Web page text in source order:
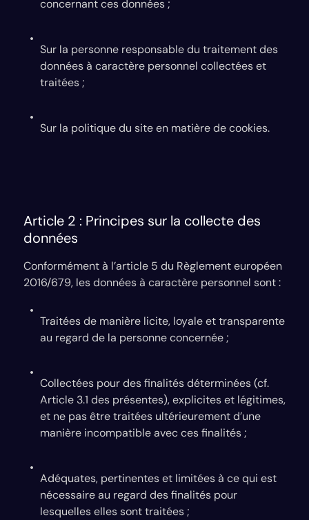
concernant ces données ;
Sur la personne responsable du traitement des
données à caractère personnel collectées et
traitées ;
Sur la politique du site en matière de cookies.
Article 2 : Principes sur la collecte des
données
Conformément à l’article 5 du Règlement européen
2016/679, les données à caractère personnel sont :
Traitées de manière licite, loyale et transparente
au regard de la personne concernée ;
Collectées pour des finalités déterminées (cf.
Article 3.1 des présentes), explicites et légitimes,
et ne pas être traitées ultérieurement d’une
manière incompatible avec ces finalités ;
Adéquates, pertinentes et limitées à ce qui est
nécessaire au regard des finalités pour
lesquelles elles sont traitées ;